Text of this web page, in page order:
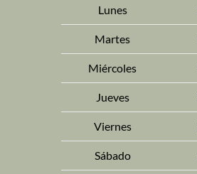
Lunes
Martes
Miércoles
Jueves
Viernes
Sábado